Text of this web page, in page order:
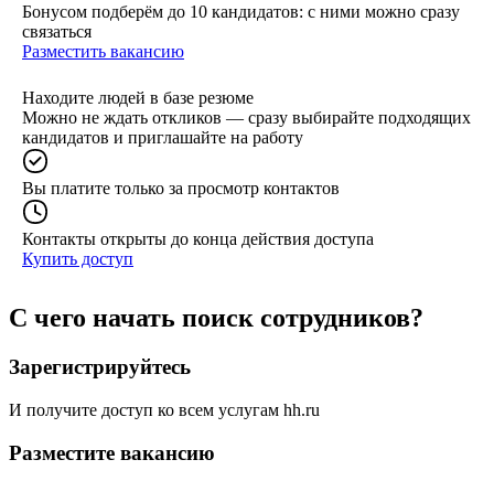
Бонусом подберём до 10 кандидатов: с ними можно сразу
связаться
Разместить вакансию
Находите людей в базе резюме
Можно не ждать откликов — сразу выбирайте подходящих
кандидатов и приглашайте на работу
Вы платите только за просмотр контактов
Контакты открыты до конца действия доступа
Купить доступ
С чего начать поиск сотрудников?
Зарегистрируйтесь
И получите доступ ко всем услугам hh.ru
Разместите вакансию